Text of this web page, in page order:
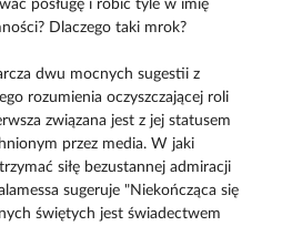
posługę i robić tyle w imię
Dlaczego taki mrok?
dwu mocnych sugestii z
rozumienia oczyszczającej roli
związana jest z jej statusem
przez media. W jaki
siłę bezustannej admiracji
sugeruje "Niekończąca się
świętych jest świadectwem